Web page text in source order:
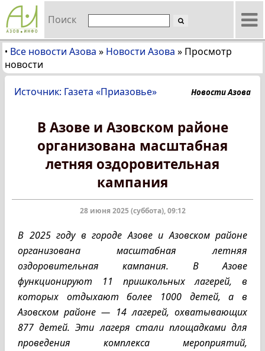
Поиск
• Все новости Азова » Новости Азова » Просмотр
новости
Источник: Газета «Приазовье» Новости Азова
В Азове и Азовском районе
организована масштабная
летняя оздоровительная
кампания
28 июня 2025 (суббота), 09:12
В 2025 году в городе Азове и Азовском районе
организована масштабная летняя
оздоровительная кампания. В Азове
функционируют 11 пришкольных лагерей, в
которых отдыхают более 1000 детей, а в
Азовском районе — 14 лагерей, охватывающих
877 детей. Эти лагеря стали площадками для
проведения комплекса мероприятий,